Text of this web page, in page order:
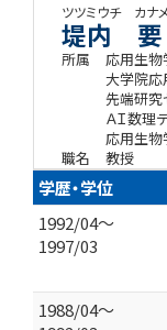
ツツミウチ カナ
堤内 要
所属
応用生物
大学院応
先端研究
ＡＩ数理
応用生物
職名
教授
学歴・学位
1992/04～
1997/03
1988/04～